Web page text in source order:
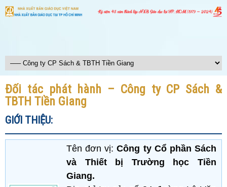
Đối tác phát hành – Công ty CP Sách &
TBTH Tiền Giang
GIỚI THIỆU:
Tên đơn vị:Công ty Cổ phần Sách
và Thiết bị Trường học Tiền
Giang.